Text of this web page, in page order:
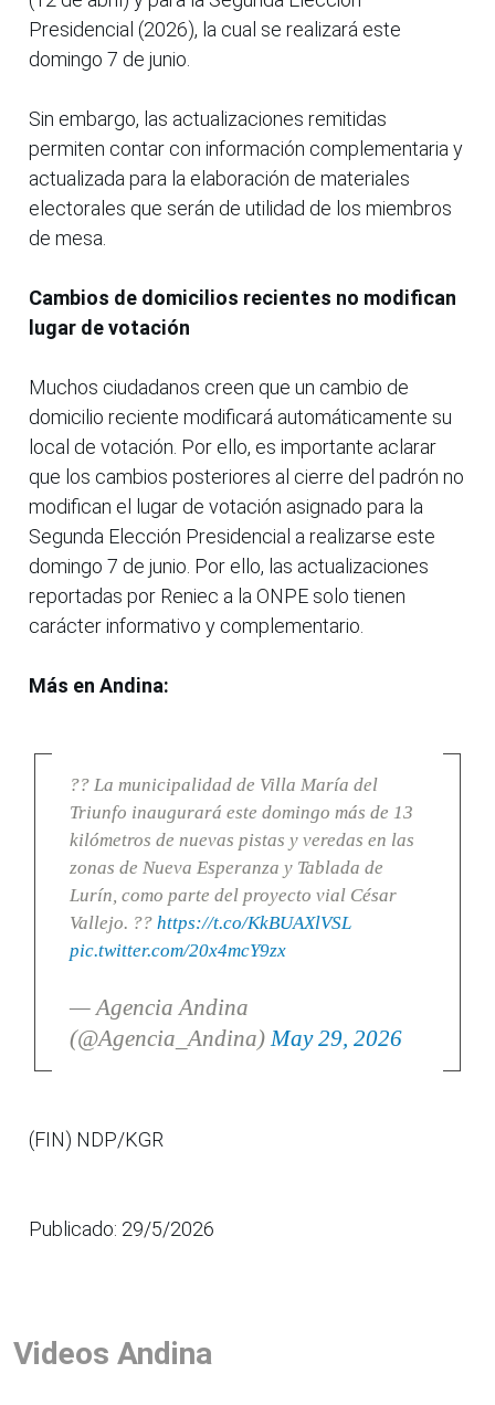
Presidencial (2026), la cual se realizará este
domingo 7 de junio.
Sin embargo, las actualizaciones remitidas
permiten contar con información complementaria y
actualizada para la elaboración de materiales
electorales que serán de utilidad de los miembros
de mesa.
Cambios de domicilios recientes no modifican
lugar de votación
Muchos ciudadanos creen que un cambio de
domicilio reciente modificará automáticamente su
local de votación. Por ello, es importante aclarar
que los cambios posteriores al cierre del padrón no
modifican el lugar de votación asignado para la
Segunda Elección Presidencial a realizarse este
domingo 7 de junio. Por ello, las actualizaciones
reportadas por Reniec a la ONPE solo tienen
carácter informativo y complementario.
Más en Andina:
?? La municipalidad de Villa María del
Triunfo inaugurará este domingo más de 13
kilómetros de nuevas pistas y veredas en las
zonas de Nueva Esperanza y Tablada de
Lurín, como parte del proyecto vial César
Vallejo. ?? https://t.co/KkBUAXlVSL
pic.twitter.com/20x4mcY9zx
— Agencia Andina
(@Agencia_Andina)May 29, 2026
(FIN) NDP/KGR
Publicado: 29/5/2026
Videos Andina